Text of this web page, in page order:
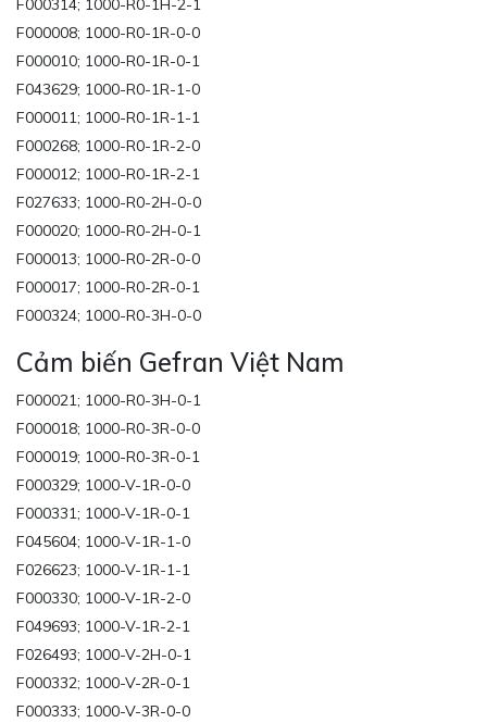
F000314; 1000-R0-1H-2-1
F000008; 1000-R0-1R-0-0
F000010; 1000-R0-1R-0-1
F043629; 1000-R0-1R-1-0
F000011; 1000-R0-1R-1-1
F000268; 1000-R0-1R-2-0
F000012; 1000-R0-1R-2-1
F027633; 1000-R0-2H-0-0
F000020; 1000-R0-2H-0-1
F000013; 1000-R0-2R-0-0
F000017; 1000-R0-2R-0-1
F000324; 1000-R0-3H-0-0
Cảm biến Gefran Việt Nam
F000021; 1000-R0-3H-0-1
F000018; 1000-R0-3R-0-0
F000019; 1000-R0-3R-0-1
F000329; 1000-V-1R-0-0
F000331; 1000-V-1R-0-1
F045604; 1000-V-1R-1-0
F026623; 1000-V-1R-1-1
F000330; 1000-V-1R-2-0
F049693; 1000-V-1R-2-1
F026493; 1000-V-2H-0-1
F000332; 1000-V-2R-0-1
F000333; 1000-V-3R-0-0